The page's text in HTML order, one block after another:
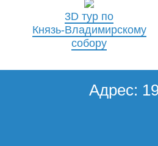
3D тур по
Князь-Владимирскому
собору
Адрес: